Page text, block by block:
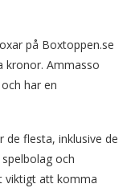
på Boxtoppen.se
kronor. Ammasso
har en
de flesta, inklusive de
och
viktigt att komma